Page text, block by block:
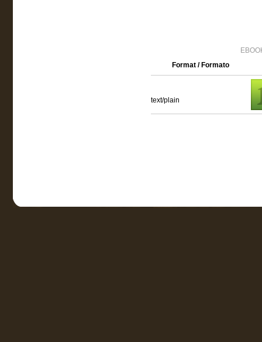
Format / Formato
text/plain